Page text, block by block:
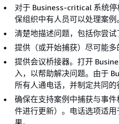
对于 Business-critical 系统
保组织中有人员可以处理案例。
清楚地描述问题，包括你尝试
提供（或开始捕获）尽可能多
提供会议桥接器。打开
入，以帮助解决问题。由于
所有人通电话，并制定共同的
确保在支持案例中捕获与事
件进行更新）。电话选项适